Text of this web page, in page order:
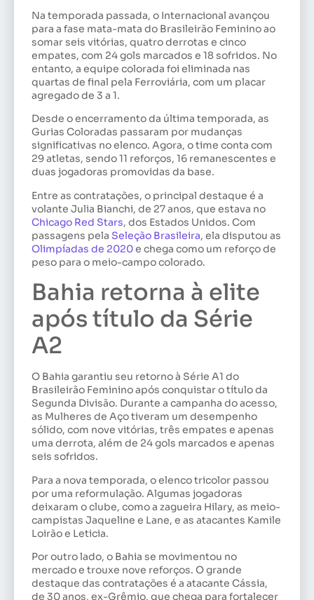
Na temporada passada, o Internacional avançou
para a fase mata-mata do Brasileirão Feminino ao
somar seis vitórias, quatro derrotas e cinco
empates, com 24 gols marcados e 18 sofridos. No
entanto, a equipe colorada foi eliminada nas
quartas de final pela Ferroviária, com um placar
agregado de 3 a 1.
Desde o encerramento da última temporada, as
Gurias Coloradas passaram por mudanças
significativas no elenco. Agora, o time conta com
29 atletas, sendo 11 reforços, 16 remanescentes e
duas jogadoras promovidas da base.
Entre as contratações, o principal destaque é a
volante Julia Bianchi, de 27 anos, que estava no
Chicago Red Stars, dos Estados Unidos. Com
passagens pela Seleção Brasileira, ela disputou as
Olimpíadas de 2020e chega como um reforço de
peso para o meio-campo colorado.
Bahia retorna à elite
após título da Série
A2
O Bahia garantiu seu retorno à Série A1 do
Brasileirão Feminino após conquistar o título da
Segunda Divisão. Durante a campanha do acesso,
as Mulheres de Aço tiveram um desempenho
sólido, com nove vitórias, três empates e apenas
uma derrota, além de 24 gols marcados e apenas
seis sofridos.
Para a nova temporada, o elenco tricolor passou
por uma reformulação. Algumas jogadoras
deixaram o clube, como a zagueira Hilary, as meio-
campistas Jaqueline e Lane, e as atacantes Kamile
Loirão e Leticia.
Por outro lado, o Bahia se movimentou no
mercado e trouxe nove reforços. O grande
destaque das contratações é a atacante Cássia,
de 30 anos, ex-Grêmio, que chega para fortalecer